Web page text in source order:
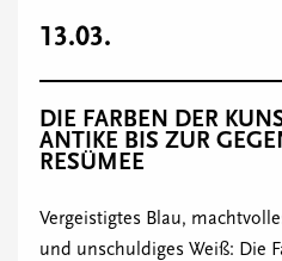
13.03.
DIE FARBEN DER
ANTIKE BIS ZUR
RESÜMEE
Vergeistigtes Blau,
und unschuldiges Weiß: Die